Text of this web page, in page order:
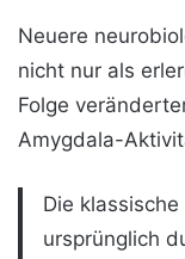
Neuere
nicht nur als
Folge
Amygdala-
Die
ursprünglich